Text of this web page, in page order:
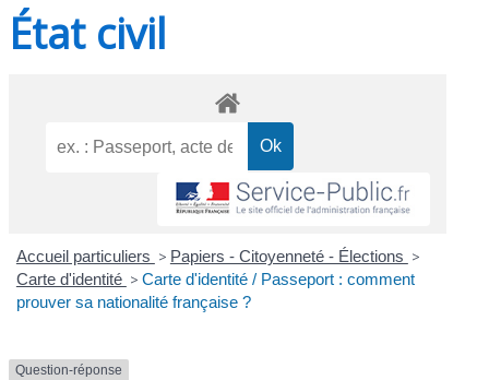
État civil
Accueil particuliers > Papiers - Citoyenneté - Élections >
Carte d'identité > Carte d'identité / Passeport : comment
prouver sa nationalité française ?
Question-réponse